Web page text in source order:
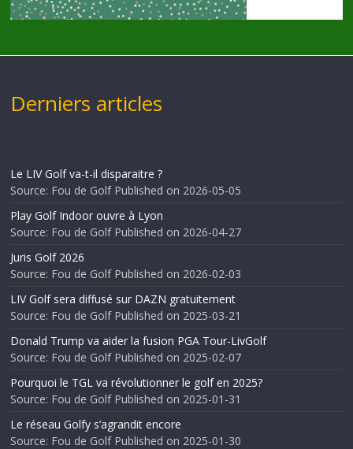
Derniers articles
Le LIV Golf va-t-il disparaitre ?
Source: Fou de Golf Published on 2026-05-05
Play Golf Indoor ouvre à Lyon
Source: Fou de Golf Published on 2026-04-27
Juris Golf 2026
Source: Fou de Golf Published on 2026-02-03
LIV Golf sera diffusé sur DAZN gratuitement
Source: Fou de Golf Published on 2025-03-21
Donald Trump va aider la fusion PGA Tour-LivGolf
Source: Fou de Golf Published on 2025-02-07
Pourquoi le TGL va révolutionner le golf en 2025?
Source: Fou de Golf Published on 2025-01-31
Le réseau Golfy s’agrandit encore
Source: Fou de Golf Published on 2025-01-30